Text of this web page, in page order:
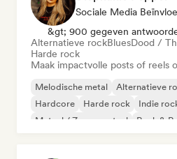
Sociale Media
&gt; 900 gegeven
Alternatieve rockBluesDood /
Harde rock
Maak impactvolle posts of reels
Melodische metal Alternatieve
Hardcore
Harde rock
Indie
Metaal / Zwaar metaal
Rock &